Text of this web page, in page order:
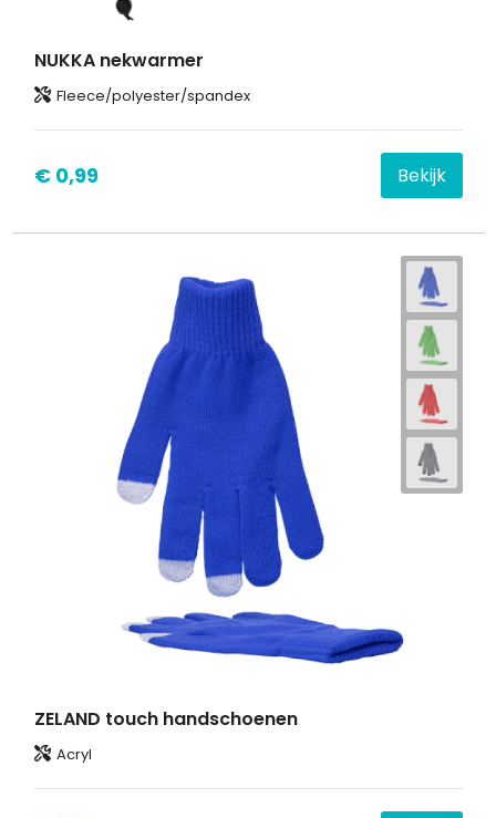
NUKKA nekwarmer
Fleece/polyester/spandex
€ 0,99 Bekijk
ZELAND touch handschoenen
Acryl